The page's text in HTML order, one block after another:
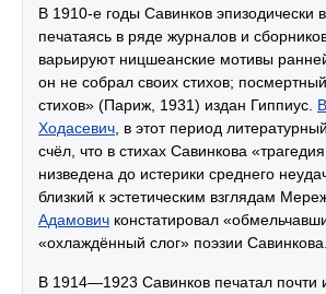
В 1910-е годы Савинков эпизодически
печатаясь в ряде журналов и
варьируют ницшеанские мотивы
он не собрал своих стихов;
стихов» (Париж, 1931) издан Гиппиус.
Ходасевич , в этот период
счёл, что в стихах Савинкова
низведена до истерики среднего
близкий к эстетическим взглядам
Адамович констатировал
«охлаждённый слог» поэзии Савинкова.
В 1914—1923 Савинков печатал почти